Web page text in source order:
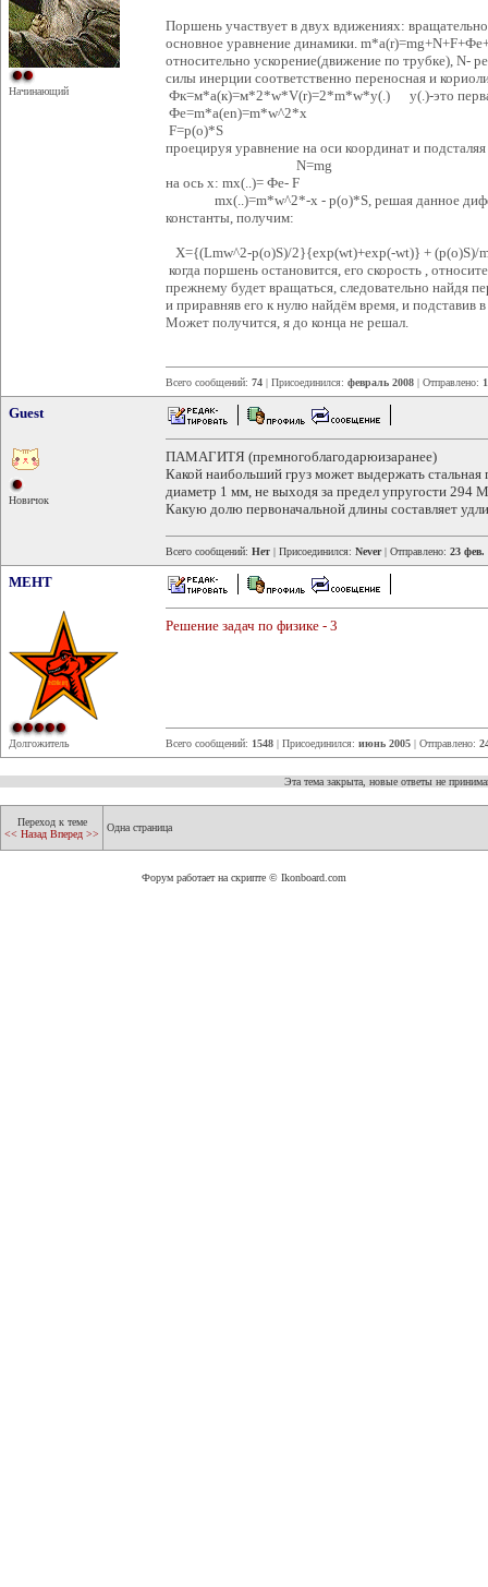
Начинающий
Поршень участвует в двух вдижениях:
основное уравнение динамики.
относительно ускорение(движение по трубке), N-
силы инерции соответственно переносная и
Фк=м*а(к)=м*2*w*V(r)=2*m*w*y(.) y(.)-это
Фе=m*a(en)=m*w^2*x
F=p(o)*S
проецируя уравнение на оси координат и
N=mg
на ось x: mx(..)= Фе- F
mx(..)=m*w^2*-x - p(o)*S, решая данное
константы, получим:
X={(Lmw^2-p(o)S)/2}{exp(wt)+exp(-wt)} + (p(o)S)/
когда поршень остановится, его скорость ,
прежнему будет вращаться, следовательно найдя
и приравняв его к нулю найдём время, и подставив
Может получится, я до конца не решал.
Всего сообщений: 74 | Присоединился: февраль 2008 | Отправлено:
Guest
Новичок
ПАМАГИТЯ (премногоблагодарюизаранее)
Какой наибольший груз может выдержать
диаметр 1 мм, не выходя за предел упругости 294
Какую долю первоначальной длины составляет
Всего сообщений: Нет | Присоединился: Never| Отправлено: 23 фев.
MEHT
Долгожитель
Решение задач по физике - 3
Всего сообщений: 1548 | Присоединился: июнь 2005 | Отправлено:
Эта тема закрыта, новые ответы не
Переход к теме
<< Назад Вперед >>
Одна страница
Форум работает на скрипте © Ikonboard.com